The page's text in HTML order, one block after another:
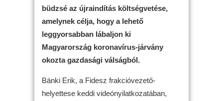
büdzsé az újraindítás költségvetése,
amelynek célja, hogy a lehető
leggyorsabban lábaljon ki
Magyarország koronavírus-járvány
okozta gazdasági válságból.
Bánki Erik, a Fidesz frakcióvezető-
helyettese keddi videónyilatkozatában,